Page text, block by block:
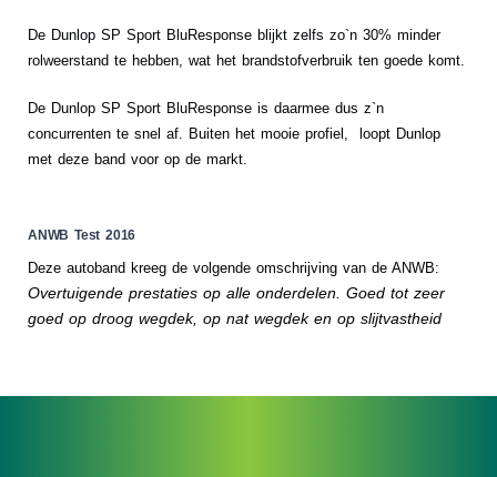
De Dunlop SP Sport BluResponse blijkt zelfs zo`n 30% minder
rolweerstand te hebben, wat het brandstofverbruik ten goede komt.
De Dunlop SP Sport BluResponse is daarmee dus z`n
concurrenten te snel af. Buiten het mooie profiel, loopt Dunlop
met deze band voor op de markt.
ANWB Test 2016
Deze autoband kreeg de volgende omschrijving van de ANWB:
Overtuigende prestaties op alle onderdelen. Goed tot zeer
goed op droog wegdek, op nat wegdek en op slijtvastheid